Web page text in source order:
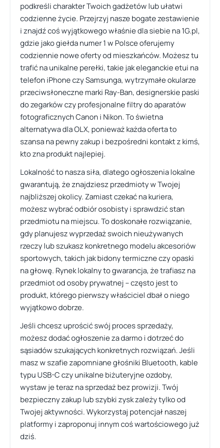
podkreśli charakter Twoich gadżetów lub ułatwi
codzienne życie. Przejrzyj nasze bogate zestawienie
i znajdź coś wyjątkowego właśnie dla siebie na 1G.pl,
gdzie jako giełda numer 1 w Polsce oferujemy
codziennie nowe oferty od mieszkańców. Możesz tu
trafić na unikalne perełki, takie jak eleganckie etui na
telefon iPhone czy Samsunga, wytrzymałe okularze
przeciwsłoneczne marki Ray-Ban, designerskie paski
do zegarków czy profesjonalne filtry do aparatów
fotograficznych Canon i Nikon. To świetna
alternatywa dla OLX, ponieważ każda oferta to
szansa na pewny zakup i bezpośredni kontakt z kimś,
kto zna produkt najlepiej.
Lokalność to nasza siła, dlatego ogłoszenia lokalne
gwarantują, że znajdziesz przedmioty w Twojej
najbliższej okolicy. Zamiast czekać na kuriera,
możesz wybrać odbiór osobisty i sprawdzić stan
przedmiotu na miejscu. To doskonałe rozwiązanie,
gdy planujesz wyprzedaż swoich nieużywanych
rzeczy lub szukasz konkretnego modelu akcesoriów
sportowych, takich jak bidony termiczne czy opaski
na głowę. Rynek lokalny to gwarancja, że trafiasz na
przedmiot od osoby prywatnej – często jest to
produkt, którego pierwszy właściciel dbał o niego
wyjątkowo dobrze.
Jeśli chcesz uprościć swój proces sprzedaży,
możesz dodać ogłoszenie za darmo i dotrzeć do
sąsiadów szukających konkretnych rozwiązań. Jeśli
masz w szafie zapomniane głośniki Bluetooth, kable
typu USB-C czy unikalne biżuteryjne ozdoby,
wystaw je teraz na sprzedaż bez prowizji. Twój
bezpieczny zakup lub szybki zysk zależy tylko od
Twojej aktywności. Wykorzystaj potencjał naszej
platformy i zaproponuj innym coś wartościowego już
dziś.